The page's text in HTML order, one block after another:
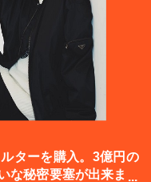
ターを購入。3億円の
な秘密要塞が出来まし